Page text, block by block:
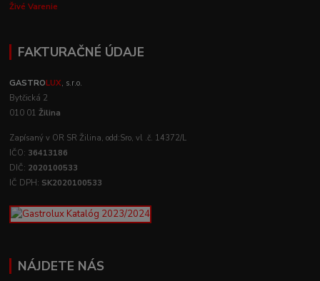
Živé Varenie
FAKTURAČNÉ ÚDAJE
GASTROLUX, s.r.o.
Bytčická 2
010 01Žilina
Zapísaný v OR SR Žilina, odd:Sro, vl .č. 14372/L
IČO: 36413186
DIČ: 2020100533
IČ DPH: SK2020100533
NÁJDETE NÁS